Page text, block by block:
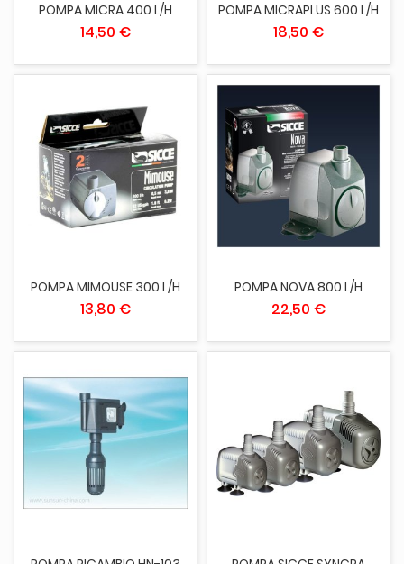
POMPA MICRA 400 L/H
14,50 €
POMPA MICRAPLUS 600 L/H
18,50 €
POMPA MIMOUSE 300 L/H
13,80 €
POMPA NOVA 800 L/H
22,50 €